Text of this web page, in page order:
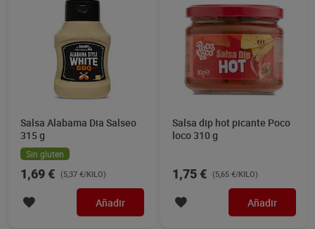
Salsa Alabama Dia Salseo
315 g
Sin gluten
1,69 € (5,37 €/KILO)
Añadir
Salsa dip hot picante Poco
loco 310 g
1,75 € (5,65 €/KILO)
Añadir